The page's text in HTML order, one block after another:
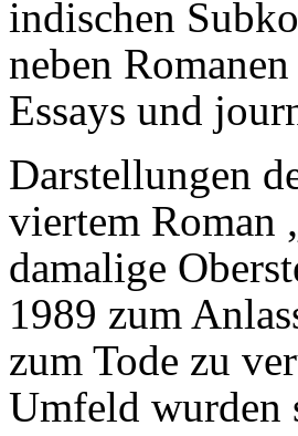
indischen
neben
Essays und
Darstellungen
viertem Roman
damalige
1989 zum
zum Tode zu
Umfeld wurden